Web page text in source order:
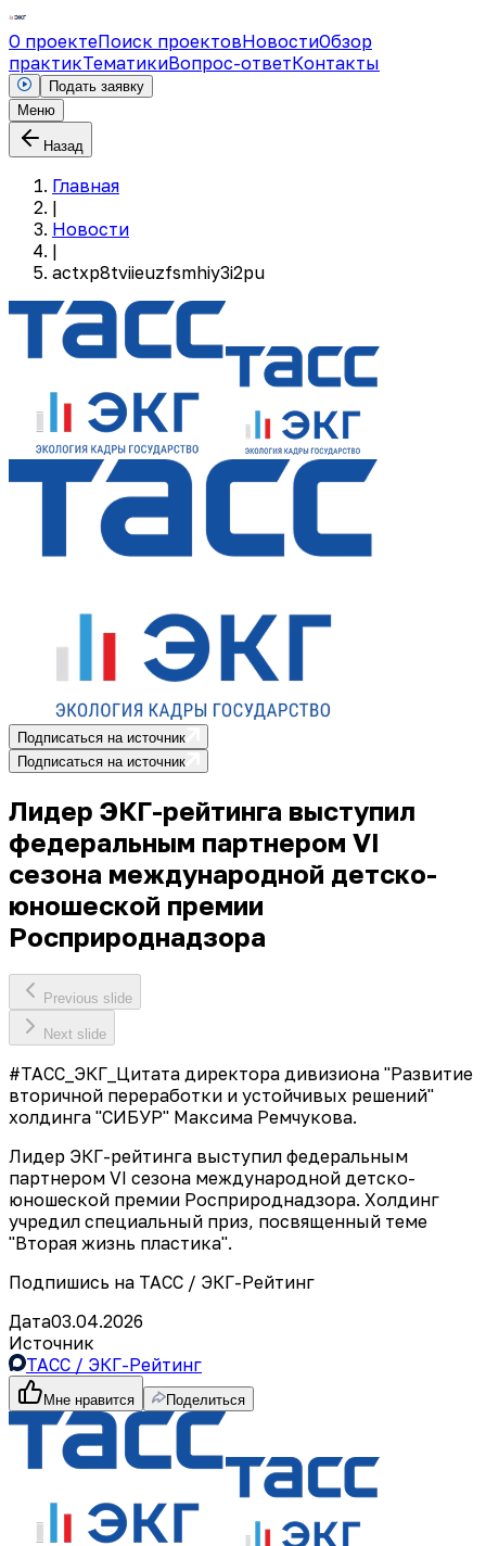
О проектеПоиск проектовНовостиОбзор
практикТематикиВопрос-ответКонтакты
Подать заявку
Меню
Назад
Главная
|
Новости
|
actxp8tviieuzfsmhiy3i2pu
Подписаться на источник
Подписаться на источник
Лидер ЭКГ-рейтинга выступил
федеральным партнером VI
сезона международной детско-
юношеской премии
Росприроднадзора
Previous slide
Next slide
#ТАСС_ЭКГ_Цитата директора дивизиона "Развитие
вторичной переработки и устойчивых решений"
холдинга "СИБУР" Максима Ремчукова.
Лидер ЭКГ-рейтинга выступил федеральным
партнером VI сезона международной детско-
юношеской премии Росприроднадзора. Холдинг
учредил специальный приз, посвященный теме
"Вторая жизнь пластика".
Подпишись на ТАСС / ЭКГ-Рейтинг
Дата03.04.2026
Источник
ТАСС / ЭКГ-Рейтинг
Мне нравится Поделиться